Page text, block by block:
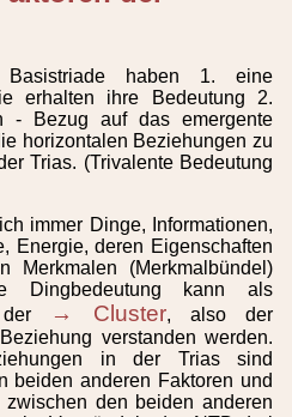
haben 1. eine
erhalten ihre Bedeutung 2.
- Bezug auf das emergente
horizontalen Beziehungen zu
Trias. (Trivalente Bedeutung
immer Dinge, Informationen,
Energie, deren Eigenschaften
Merkmalen (Merkmalbündel)
Dingbedeutung kann als
der
→ Cluster, also der
verstanden werden.
in der Trias sind
beiden anderen Faktoren und
den beiden anderen